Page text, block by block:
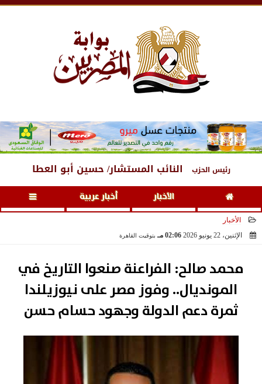
رئيس الحزب النائب المستشار/ حسين أبو العطا
الأخبار أخبار عربية
الأخبار
الإثنين، 22 يونيو 2026
02:06 مـ بتوقيت القاهرة
محمد صالح: الفراعنة صنعوا التاريخ في
المونديال.. وفوز مصر على نيوزيلندا
ثمرة دعم الدولة وجهود حسام حسن